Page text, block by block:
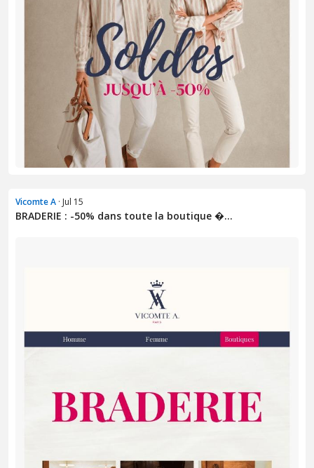
Vicomte A · Jul 15
BRADERIE : -50% dans toute la boutique �...